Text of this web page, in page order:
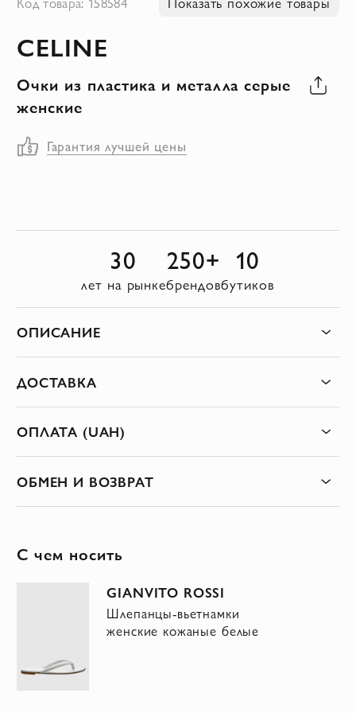
началу
изображений
CELINE
Очки из пластика и металла серые
женские
Гарантия лучшей цены
30
лет на рынке
250+
брендов
10
бутиков
ОПИСАНИЕ
ДОСТАВКА
ОПЛАТА (UAH)
ОБМЕН И ВОЗВРАТ
С чем носить
GIANVITO ROSSI
Шлепанцы-вьетнамки
женские кожаные белые